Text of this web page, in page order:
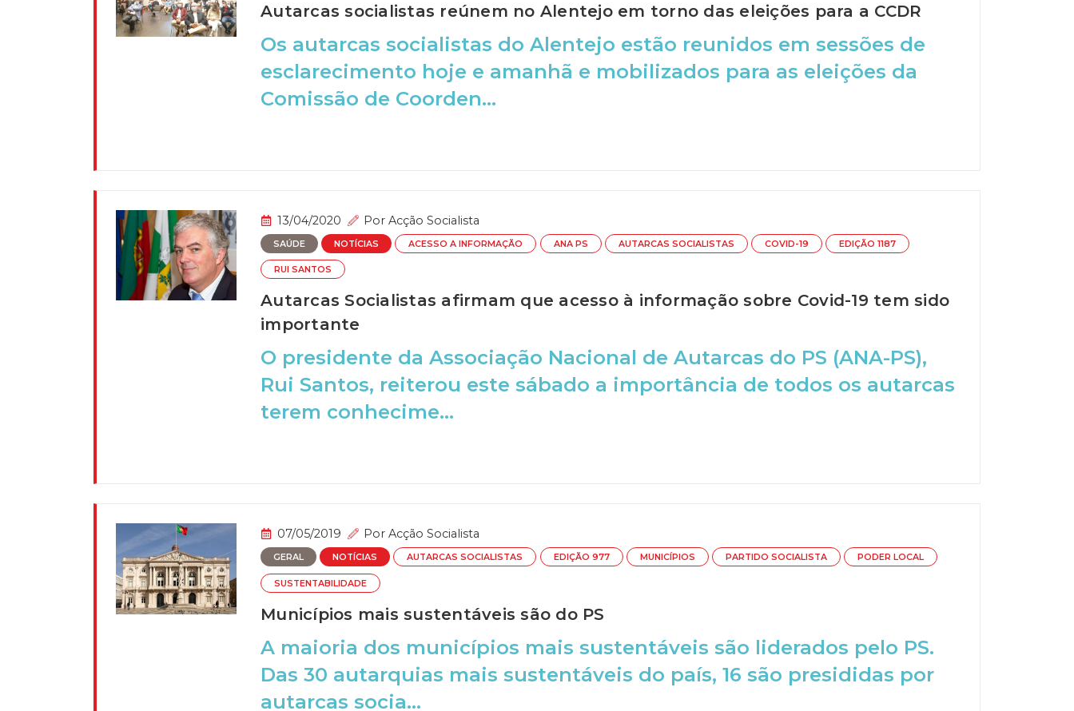
Autarcas socialistas reúnem no Alentejo em torno das eleições para a CCDR
Os autarcas socialistas do Alentejo estão reunidos em sessões de
esclarecimento hoje e amanhã e mobilizados para as eleições da
Comissão de Coorden...
13/04/2020 Por Acção Socialista
SAÚDE NOTÍCIAS ACESSO A INFORMAÇÃO ANA PS AUTARCAS SOCIALISTAS COVID-19 EDIÇÃO 1187
RUI SANTOS
Autarcas Socialistas afirmam que acesso à informação sobre Covid-19 tem sido
importante
O presidente da Associação Nacional de Autarcas do PS (ANA-PS),
Rui Santos, reiterou este sábado a importância de todos os autarcas
terem conhecime...
07/05/2019 Por Acção Socialista
GERAL NOTÍCIAS AUTARCAS SOCIALISTAS EDIÇÃO 977 MUNICÍPIOS PARTIDO SOCIALISTA PODER LOCAL
SUSTENTABILIDADE
Municípios mais sustentáveis são do PS
A maioria dos municípios mais sustentáveis são liderados pelo PS.
Das 30 autarquias mais sustentáveis do país, 16 são presididas por
autarcas socia...